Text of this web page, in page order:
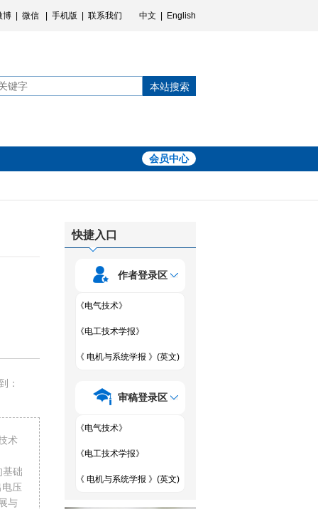
博 微信 手机版 联系我们 中文 English
本站搜索
会员中心
：
术
基础
压
与
快捷入口
作者登录区
《电气技术》
《电工技术学报》
《 电机与系统学报 》(英文)
审稿登录区
《电气技术》
《电工技术学报》
《 电机与系统学报 》(英文)